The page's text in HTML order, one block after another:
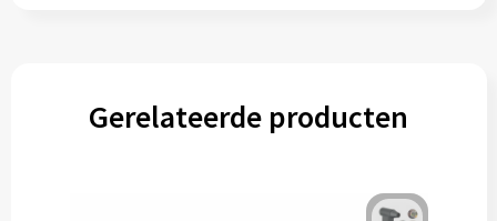
Gerelateerde producten